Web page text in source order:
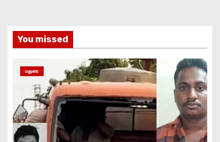
You missed
மதுரை